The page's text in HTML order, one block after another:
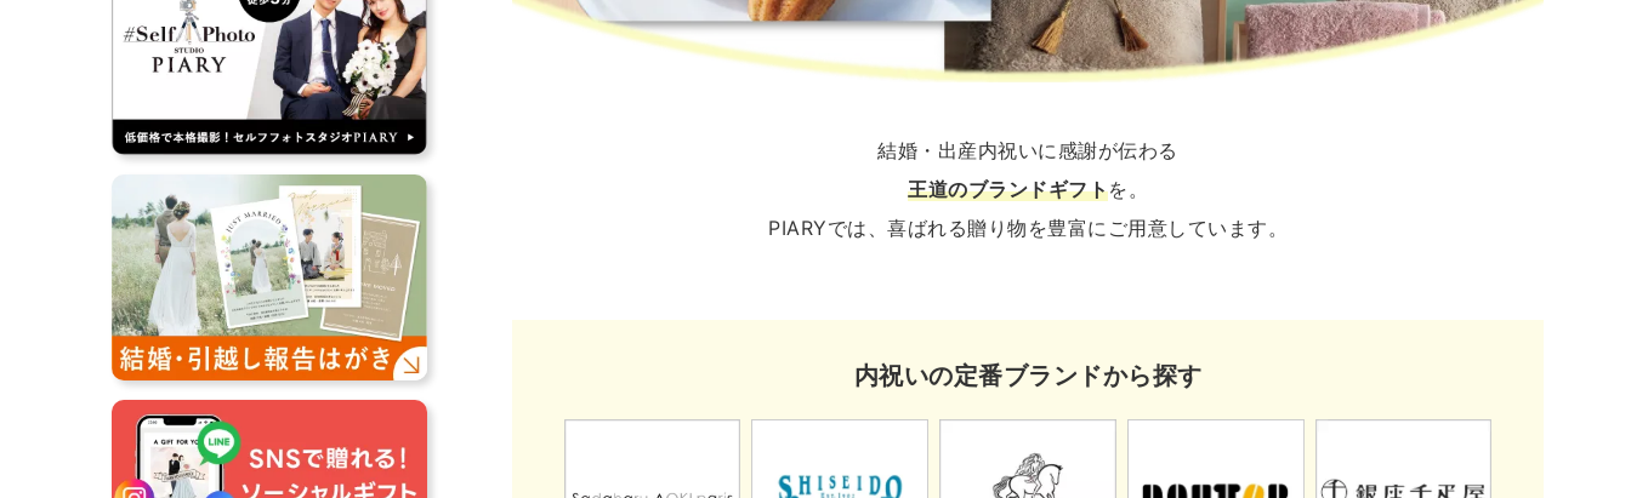
結婚・出産内祝いに感謝が伝わる
王道のブランドギフトを。
PIARYでは、喜ばれる贈り物を豊富にご用意しています。
内祝いの定番ブランドから探す